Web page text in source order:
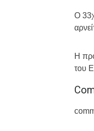
Ο
Η
του